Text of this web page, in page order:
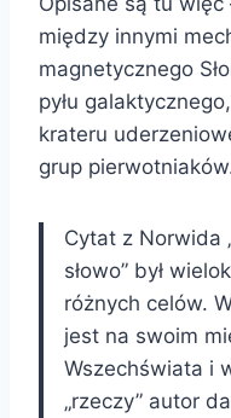
między innymi
magnetycznego
pyłu
krateru
grup
Cytat z Norwida
słowo” był
różnych celów.
jest na swoim
Wszechświata i
„rzeczy” autor